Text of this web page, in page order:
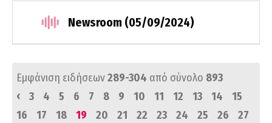
Newsroom (05/09/2024)
Εμφάνιση ειδήσεων289-304 από σύνολο 893
‹
3 4 5 6 7 8 9 10 11 12 13 14
15
16
17 18 19 20 21 22 23 24 25 26
27